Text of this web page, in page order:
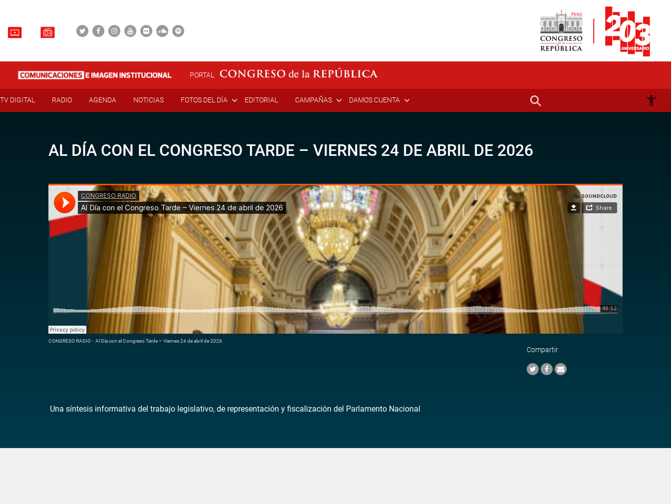
PORTAL
TV DIGITAL RADIO AGENDA NOTICIAS FOTOS DEL DÍA EDITORIAL CAMPAÑAS DAMOS CUENTA
AL DÍA CON EL CONGRESO TARDE – VIERNES 24 DE ABRIL DE 2026
CONGRESO RADIO · Al Día con el Congreso Tarde – Viernes 24 de abril de 2026
Compartir
Una síntesis informativa del trabajo legislativo, de representación y fiscalización del Parlamento Nacional